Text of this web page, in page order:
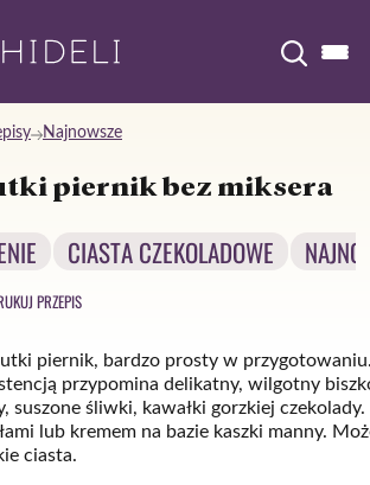
Najnowsze
piernik bez miksera
CIASTA CZEKOLADOWE
PRZEPIS
piernik, bardzo prosty w
przypomina delikatny, wilgotny
suszone śliwki, kawałki gorzkiej
lub kremem na bazie kaszki manny.
ciasta.